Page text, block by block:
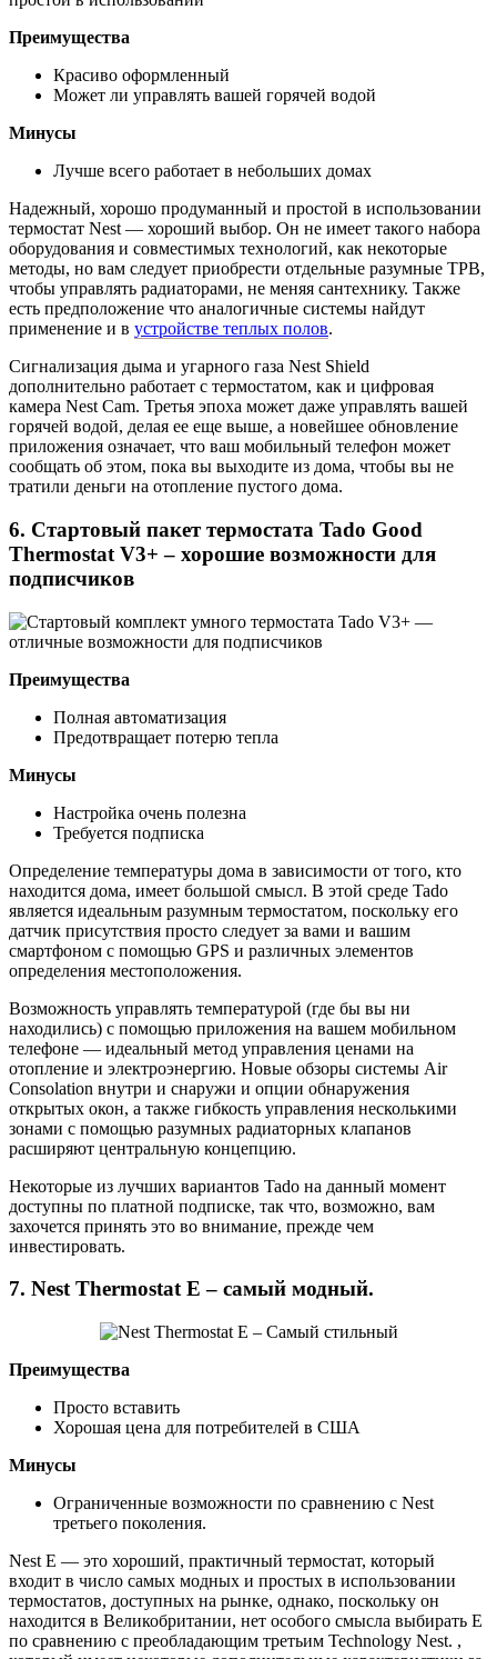
Преимущества
Красиво оформленный
Может ли управлять вашей горячей водой
Минусы
Лучше всего работает в небольших домах
Надежный, хорошо продуманный и простой в использовании
термостат Nest — хороший выбор. Он не имеет такого набора
оборудования и совместимых технологий, как некоторые
методы, но вам следует приобрести отдельные разумные ТРВ,
чтобы управлять радиаторами, не меняя сантехнику. Также
есть предположение что аналогичные системы найдут
применение и в устройстве теплых полов.
Сигнализация дыма и угарного газа Nest Shield
дополнительно работает с термостатом, как и цифровая
камера Nest Cam. Третья эпоха может даже управлять вашей
горячей водой, делая ее еще выше, а новейшее обновление
приложения означает, что ваш мобильный телефон может
сообщать об этом, пока вы выходите из дома, чтобы вы не
тратили деньги на отопление пустого дома.
6. Стартовый пакет термостата Tado Good
Thermostat V3+ – хорошие возможности для
подписчиков
Преимущества
Полная автоматизация
Предотвращает потерю тепла
Минусы
Настройка очень полезна
Требуется подписка
Определение температуры дома в зависимости от того, кто
находится дома, имеет большой смысл. В этой среде Tado
является идеальным разумным термостатом, поскольку его
датчик присутствия просто следует за вами и вашим
смартфоном с помощью GPS и различных элементов
определения местоположения.
Возможность управлять температурой (где бы вы ни
находились) с помощью приложения на вашем мобильном
телефоне — идеальный метод управления ценами на
отопление и электроэнергию. Новые обзоры системы Air
Consolation внутри и снаружи и опции обнаружения
открытых окон, а также гибкость управления несколькими
зонами с помощью разумных радиаторных клапанов
расширяют центральную концепцию.
Некоторые из лучших вариантов Tado на данный момент
доступны по платной подписке, так что, возможно, вам
захочется принять это во внимание, прежде чем
инвестировать.
7. Nest Thermostat E – самый модный.
Преимущества
Просто вставить
Хорошая цена для потребителей в США
Минусы
Ограниченные возможности по сравнению с Nest
третьего поколения.
Nest E — это хороший, практичный термостат, который
входит в число самых модных и простых в использовании
термостатов, доступных на рынке, однако, поскольку он
находится в Великобритании, нет особого смысла выбирать E
по сравнению с преобладающим третьим Technology Nest. ,